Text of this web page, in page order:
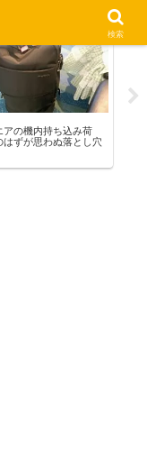
アの機内持ち込み荷
はずが思わぬ落とし穴
検索